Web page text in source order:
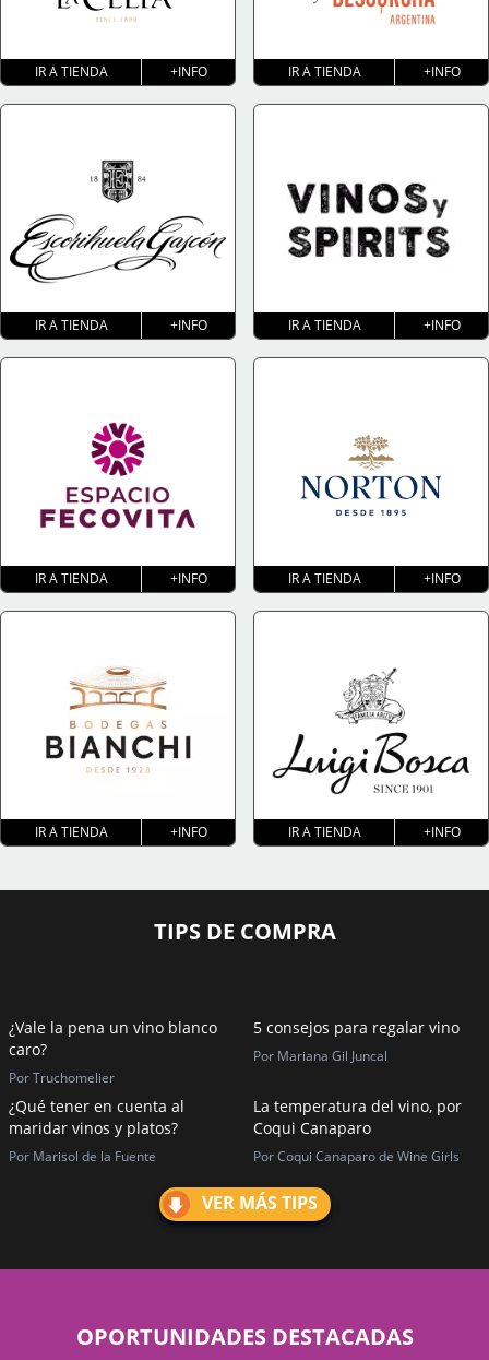
IR A TIENDA +INFO IR A TIENDA +INFO
IR A TIENDA +INFO IR A TIENDA +INFO
IR A TIENDA +INFO IR A TIENDA +INFO
IR A TIENDA +INFO IR A TIENDA +INFO
TIPS DE COMPRA
¿Vale la pena un vino blanco
caro?
Por Truchomelier
5 consejos para regalar vino
Por Mariana Gil Juncal
¿Qué tener en cuenta al
maridar vinos y platos?
Por Marisol de la Fuente
La temperatura del vino, por
Coqui Canaparo
Por Coqui Canaparo de Wine Girls
VER MÁS TIPS
OPORTUNIDADES DESTACADAS